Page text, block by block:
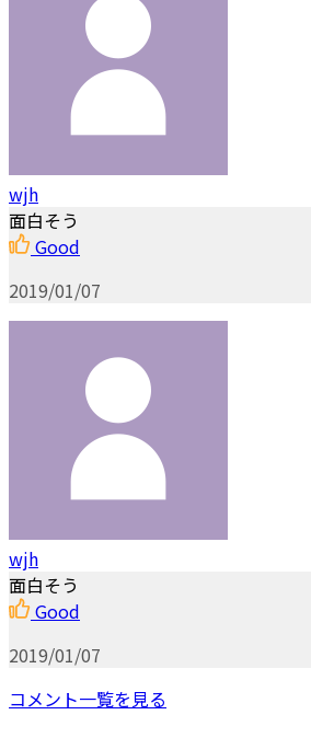
wjh
面白そう
Good
2019/01/07
wjh
面白そう
Good
2019/01/07
コメント一覧を見る